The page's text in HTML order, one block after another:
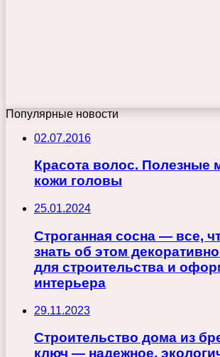
Популярные новости
02.07.2016
Красота волос. Полезные
кожи головы
25.01.2024
Строганная сосна — все,
знать об этом
для строительства и
интерьера
29.11.2023
Строительство дома из
ключ — надежное,